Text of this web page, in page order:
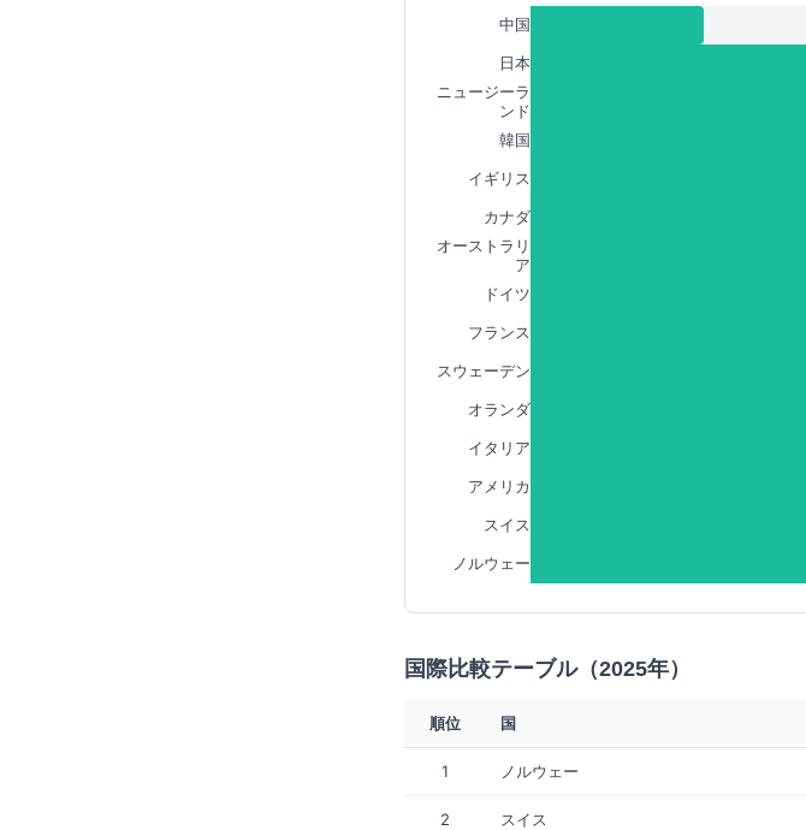
中国
日本
ニュージーラ
ンド
韓国
イギリス
カナダ
オーストラリ
ア
ドイツ
フランス
スウェーデン
オランダ
イタリア
アメリカ
スイス
ノルウェー
国際比較テーブル（2025年）
順位 国
1 ノルウェー
2 スイス